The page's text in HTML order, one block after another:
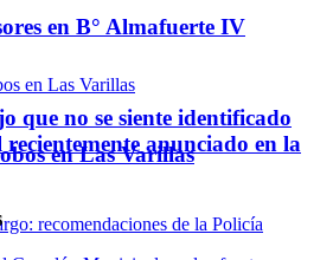
en Las Varillas
en B° Almafuerte IV
que no se siente identificado
anunciado en la